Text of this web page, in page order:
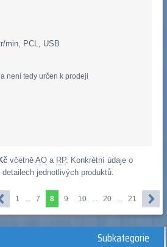
min, PCL, USB
není tedy určen k prodeji
včetně AOa RP. Konkrétní údaje o
jednotlivých produktů.
1 ... 7 8 9 10 ... 20 ... 21
Subkategorie